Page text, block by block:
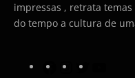
impressas , retrata
do tempo a cultura de